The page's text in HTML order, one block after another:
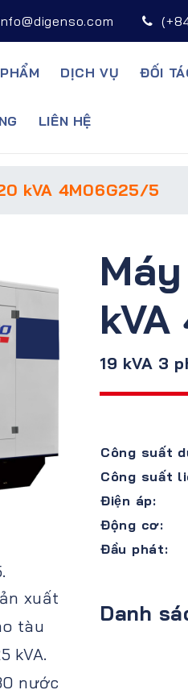
DỊCH VỤ ĐỐI
LIÊN HỆ
kVA 4M06G25/5
xuất
tàu
kVA.
nước
19 kVA 3
Công suất
Công suất
Điện áp:
Động cơ:
Đầu phát:
Danh